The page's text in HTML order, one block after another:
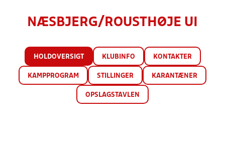
NÆSBJERG/ROUSTHØJE UI
HOLDOVERSIGT KLUBINFO KONTAKTER
KAMPPROGRAM STILLINGER KARANTÆNER
OPSLAGSTAVLEN